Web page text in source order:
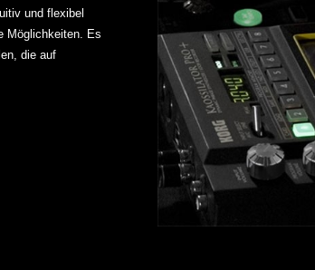
und flexibel
Möglichkeiten. Es
die auf